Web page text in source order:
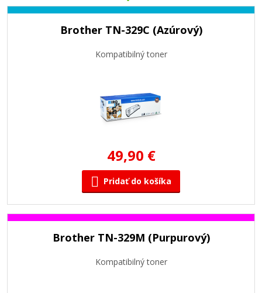
Brother TN-329C (Azúrový)
Kompatibilný toner
49,90 €
Pridať do košíka
Brother TN-329M (Purpurový)
Kompatibilný toner